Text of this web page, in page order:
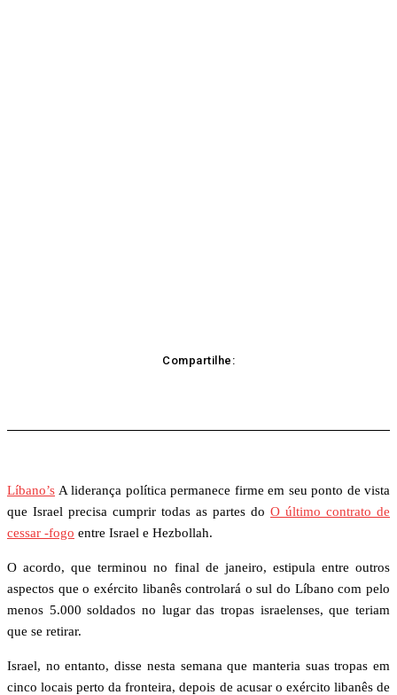
Compartilhe:
Líbano’s A liderança política permanece firme em seu ponto de vista
que Israel precisa cumprir todas as partes do O último contrato de
cessar -fogo entre Israel e Hezbollah.
O acordo, que terminou no final de janeiro, estipula entre outros
aspectos que o exército libanês controlará o sul do Líbano com pelo
menos 5.000 soldados no lugar das tropas israelenses, que teriam
que se retirar.
Israel, no entanto, disse nesta semana que manteria suas tropas em
cinco locais perto da fronteira, depois de acusar o exército libanês de